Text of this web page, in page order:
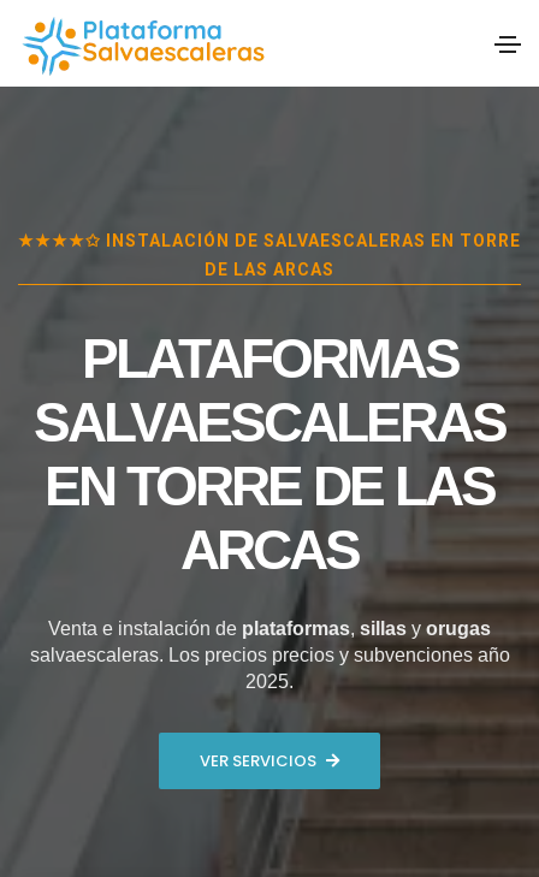
★★★★✩ INSTALACIÓN DE SALVAESCALERAS EN TORRE
DE LAS ARCAS
PLATAFORMAS
SALVAESCALERAS
ENTORRE DE LAS
ARCAS
Venta e instalación de plataformas, sillas y orugas
salvaescaleras. Los precios precios y subvenciones año
2025.
VER SERVICIOS